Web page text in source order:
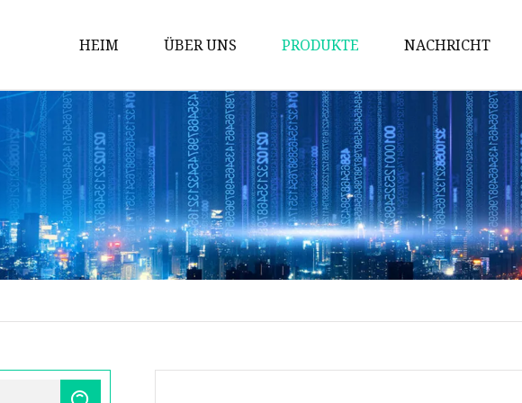
HEIM ÜBER UNS PRODUKTE
Gitter
Schachtabdeckung
Ventile aus Gusseisen
Mechanische Teile
Gusseisenkocher
Kommunale Castings
Rohrverbindungsstücke aus
NACHRICHT